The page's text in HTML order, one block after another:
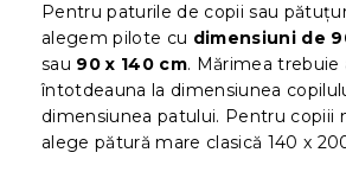
Pentru paturile de copii sau
alegem pilote cu dimensiuni de
sau 90 x 140 cm. Mărimea trebuie
întotdeauna la dimensiunea
dimensiunea patului. Pentru copiii
alege pătură mare clasică 140 x